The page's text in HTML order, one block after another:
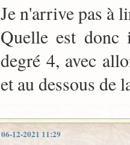
Je n'arrive pas à
Quelle est
degré 4, avec
et au dessous de
06-12-2021 11:29